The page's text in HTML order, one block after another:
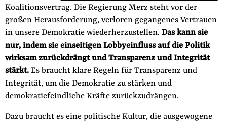
Koalitionsvertrag. Die Regierung Merz steht vor der
großen Herausforderung, verloren gegangenes Vertrauen
in unsere Demokratie wiederherzustellen. Das kann sie
nur, indem sie einseitigen Lobbyeinfluss auf die Politik
wirksam zurückdrängt und Transparenz und Integrität
stärkt. Es braucht klare Regeln für Transparenz und
Integrität, um die Demokratie zu stärken und
demokratiefeindliche Kräfte zurückzudrängen.
Dazu braucht es eine politische Kultur, die ausgewogene